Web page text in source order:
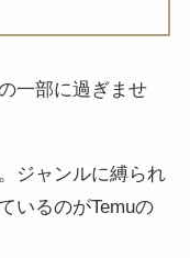
一部に過ぎませ
ジャンルに縛られ
いるのがTemuの